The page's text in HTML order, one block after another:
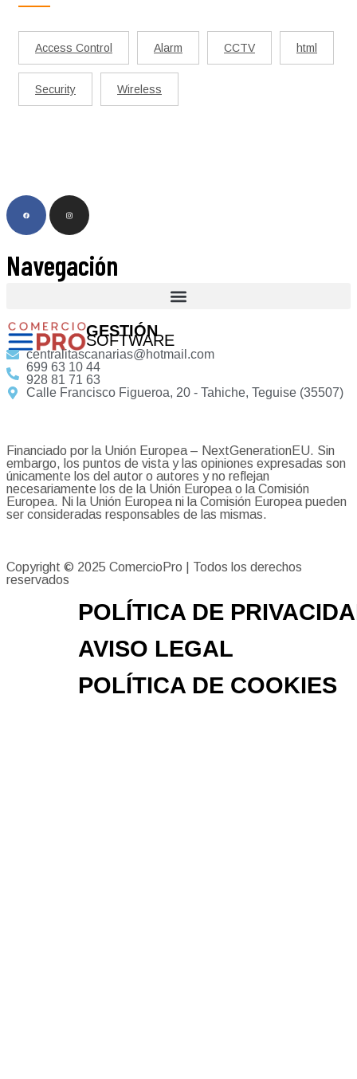
Access Control Alarm CCTV html
Security Wireless
Navegación
GESTIÓN
SOFTWARE
centralitascanarias@hotmail.com
699 63 10 44
928 81 71 63
Calle Francisco Figueroa, 20 - Tahiche, Teguise (35507)
Financiado por la Unión Europea – NextGenerationEU. Sin
embargo, los puntos de vista y las opiniones expresadas son
únicamente los del autor o autores y no reflejan
necesariamente los de la Unión Europea o la Comisión
Europea. Ni la Unión Europea ni la Comisión Europea pueden
ser consideradas responsables de las mismas.
Copyright © 2025 ComercioPro | Todos los derechos
reservados
POLÍTICA DE
AVISO LEGAL
POLÍTICA DE COOKIES